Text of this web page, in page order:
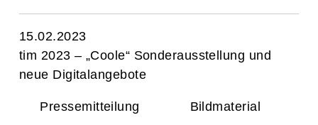
15.02.2023
tim 2023 – „Coole“ Sonderausstellung und
neue Digitalangebote
Pressemitteilung Bildmaterial